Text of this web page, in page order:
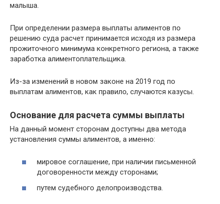
малыша.
При определении размера выплаты алиментов по
решению суда расчет принимается исходя из размера
прожиточного минимума конкретного региона, а также
заработка алиментоплательщика.
Из-за изменений в новом законе на 2019 год по
выплатам алиментов, как правило, случаются казусы.
Основание для расчета суммы выплаты
На данный момент сторонам доступны два метода
установления суммы алиментов, а именно:
мировое соглашение, при наличии письменной
договоренности между сторонами;
путем судебного делопроизводства.